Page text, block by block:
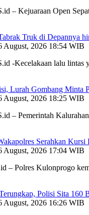
– Kejuaraan Open
Truk di Depannya
August, 2026 18:54 WIB
-Kecelakaan lalu lintas
Lurah Gombang Minta
August, 2026 18:25 WIB
– Pemerintah
Serahkan Kursi
August, 2026 17:04 WIB
– Polres Kulonprogo
Polisi Sita 160
August, 2026 16:26 WIB